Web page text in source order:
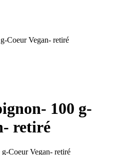
Coeur Vegan- retiré
100 g-
retiré